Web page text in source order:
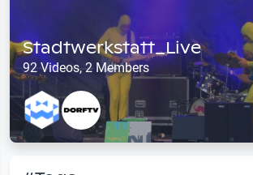
Stadtwerkstatt_Live
92 Videos, 2 Members